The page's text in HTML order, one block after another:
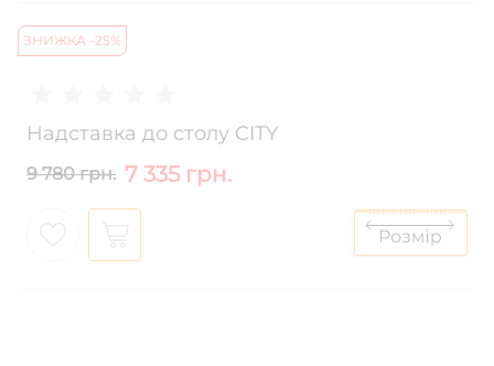
ЗНИЖКА -25%
Надставка до столу CITY
9 780 грн. 7 335 грн.